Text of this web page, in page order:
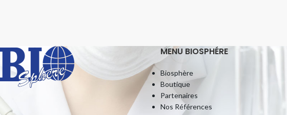
MENU BIOSPHÉRE
Biosphère
Boutique
Partenaires
Nos Références